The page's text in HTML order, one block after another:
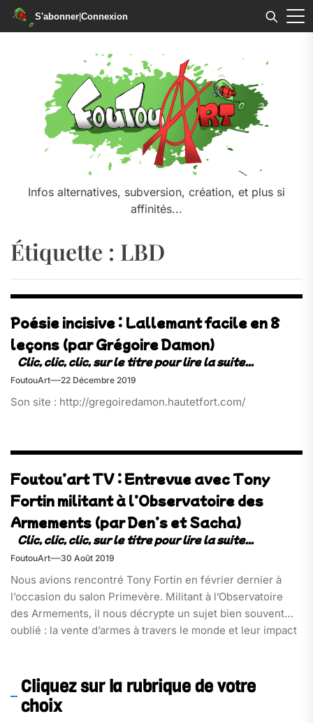
S'abonner|Connexion
Infos alternatives, subversion, création, et plus si
affinités...
Étiquette : LBD
Poésie incisive : Lallemant facile en 8
leçons (par Grégoire Damon)
FoutouArt 22 Décembre 2019
Son site : http://gregoiredamon.hautetfort.com/
Foutou’art TV : Entrevue avec Tony
Fortin militant à l’Observatoire des
Armements (par Den’s et Sacha)
FoutouArt 30 Août 2019
Nous avions rencontré Tony Fortin en février dernier à
l’occasion du salon Primevère. Militant à l’Observatoire
des Armements, il nous décrypte un sujet bien souvent
oublié : la vente d’armes à travers le monde et leur impact
Cliquez sur la rubrique de votre
choix